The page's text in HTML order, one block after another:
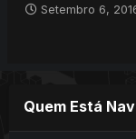
Setembro 6,
Quem Está